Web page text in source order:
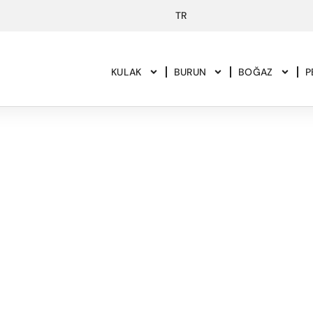
KULAK BURUN BOĞAZ